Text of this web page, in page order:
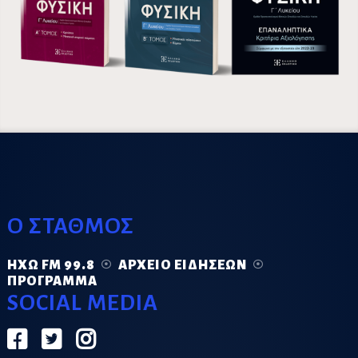
Ο ΣΤΑΘΜΟΣ
ΗΧΏ FM 99.8
ΑΡΧΕΊΟ ΕΙΔΉΣΕΩΝ
ΠΡΌΓΡΑΜΜΑ
SOCIAL MEDIA